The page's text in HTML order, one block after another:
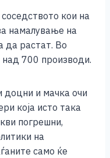
кои на
намалување на
да растат. Во
над 700 производи.
доцни и мачка очи
која исто така
погрешни,
на
само ќе